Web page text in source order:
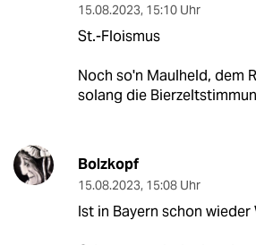
15.08.2023, 15:10 Uhr
St.-Floismus
Noch so'n Maulheld, dem
solang die
Bolzkopf
15.08.2023, 15:08 Uhr
Ist in Bayern schon wieder